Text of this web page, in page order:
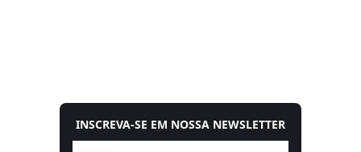
INSCREVA-SE EM NOSSA NEWSLETTER